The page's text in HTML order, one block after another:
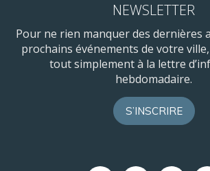
NEWSLETTER
Pour ne rien manquer des dernières
prochains événements de votre
tout simplement à la lettre
hebdomadaire.
S’INSCRIRE